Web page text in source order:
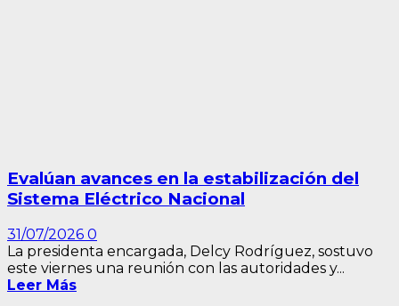
Evalúan avances en la estabilización del
Sistema Eléctrico Nacional
31/07/2026 0
La presidenta encargada, Delcy Rodríguez, sostuvo
este viernes una reunión con las autoridades y...
Leer Más